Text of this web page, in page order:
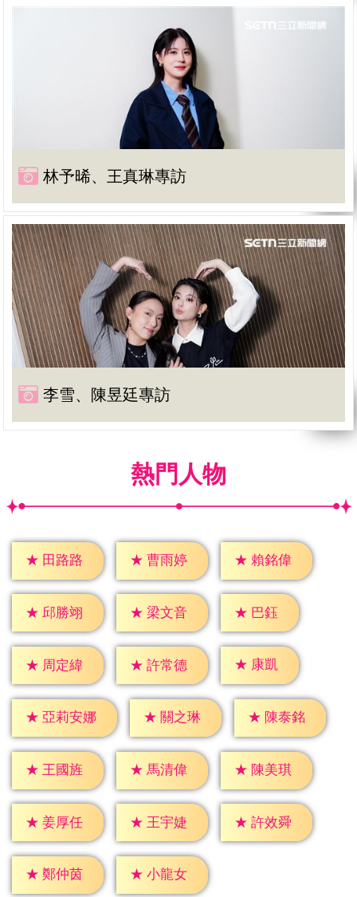
林予晞、王真琳專訪
李雪、陳昱廷專訪
熱門人物
★ 田路路 ★ 曹雨婷 ★ 賴銘偉
★ 邱勝翊 ★ 梁文音 ★ 巴鈺
★ 周定緯 ★ 許常德 ★ 康凱
★ 亞莉安娜 ★ 關之琳 ★ 陳泰銘
★ 王國旌 ★ 馬清偉 ★ 陳美琪
★ 姜厚任 ★ 王宇婕 ★ 許效舜
★ 鄭仲茵 ★ 小龍女